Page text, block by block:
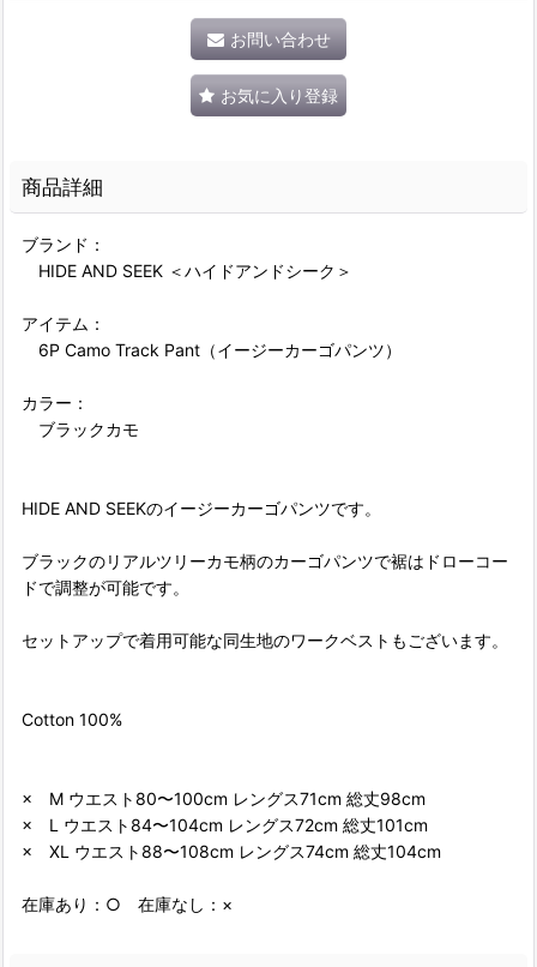
お問い合わせ
お気に入り登録
商品詳細
ブランド：
HIDE AND SEEK ＜ハイドアンドシーク＞
アイテム：
6P Camo Track Pant（イージーカーゴパンツ）
カラー：
ブラックカモ
HIDE AND SEEKのイージーカーゴパンツです。
ブラックのリアルツリーカモ柄のカーゴパンツで裾はドローコー
ドで調整が可能です。
セットアップで着用可能な同生地のワークベストもございます。
Cotton 100%
× M ウエスト80〜100cm レングス71cm 総丈98cm
× L ウエスト84〜104cm レングス72cm 総丈101cm
× XL ウエスト88〜108cm レングス74cm 総丈104cm
在庫あり：○ 在庫なし：×